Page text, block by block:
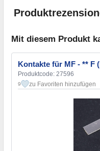
Mit diesem Produkt
Kontakte für MF - ** F
Produktcode: 27596
9 zu Favoriten hinzufügen